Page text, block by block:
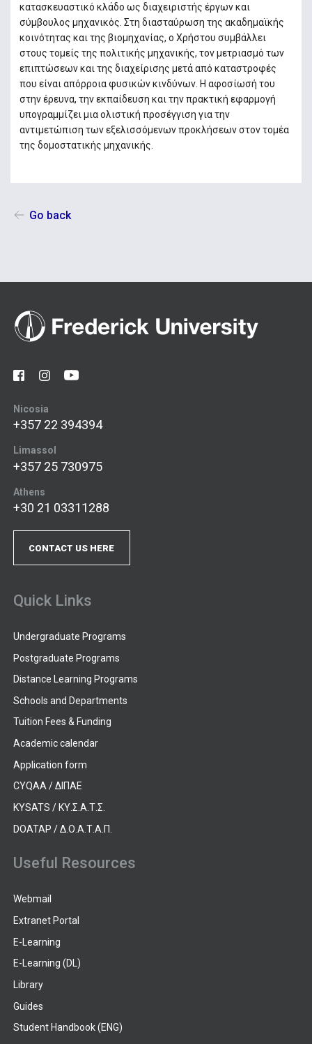
κατασκευαστικό κλάδο ως διαχειριστής έργων και
σύμβουλος μηχανικός. Στη διασταύρωση της ακαδημαϊκής
κοινότητας και της βιομηχανίας, ο Χρήστου συμβάλλει
στους τομείς της πολιτικής μηχανικής, τον μετριασμό των
επιπτώσεων και της διαχείρισης μετά από καταστροφές
που είναι απόρροια φυσικών κινδύνων. Η αφοσίωσή του
στην έρευνα, την εκπαίδευση και την πρακτική εφαρμογή
υπογραμμίζει μια ολιστική προσέγγιση για την
αντιμετώπιση των εξελισσόμενων προκλήσεων στον τομέα
της δομοστατικής μηχανικής.
Go back
Nicosia
+357 22 394394
Limassol
+357 25 730975
Athens
+30 21 03311288
CONTACT US HERE
Quick Links
Undergraduate Programs
Postgraduate Programs
Distance Learning Programs
Schools and Departments
Tuition Fees & Funding
Academic calendar
Application form
CYQAA / ΔΙΠΑΕ
KYSATS / ΚΥ.Σ.Α.Τ.Σ.
DOATAP / Δ.Ο.Α.Τ.Α.Π.
Useful Resources
Webmail
Extranet Portal
E-Learning
E-Learning (DL)
Library
Guides
Student Handbook (ENG)